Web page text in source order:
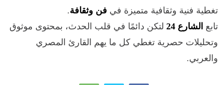
تغطية فنية وثقافية متميزة في فن وثقافة.
تابع الشارع 24
لتكن دائمًا في قلب الحدث، بمحتوى موثوق
وتحليلات حصرية تغطي كل ما يهم القارئ المصري
والعربي.